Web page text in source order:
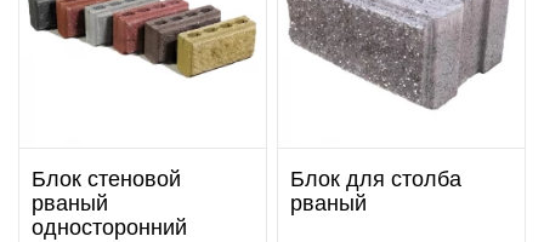
Блок стеновой
рваный
односторонний
Блок для столба
рваный